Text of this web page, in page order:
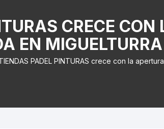
CRECE
EN
PADEL PINTURAS crece con la